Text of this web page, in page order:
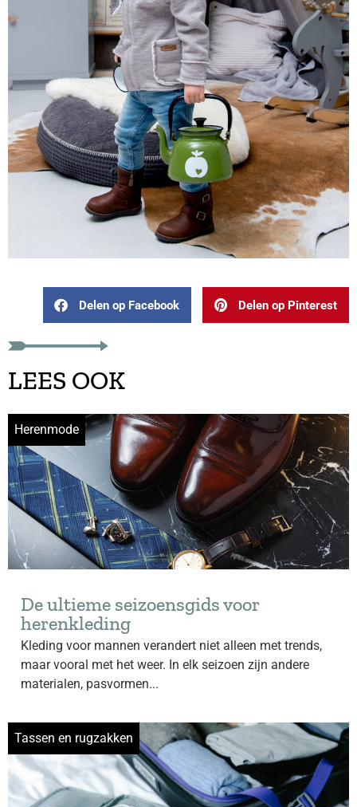
Delen op Facebook Delen op Pinterest
LEES OOK
Herenmode
De ultieme seizoensgids voor
herenkleding
Kleding voor mannen verandert niet alleen met trends,
maar vooral met het weer. In elk seizoen zijn andere
materialen, pasvormen...
Tassen en rugzakken